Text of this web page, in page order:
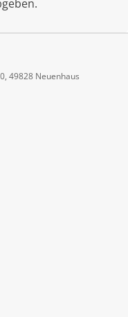
49828 Neuenhaus